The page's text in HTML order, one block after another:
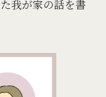
我が家の話を書